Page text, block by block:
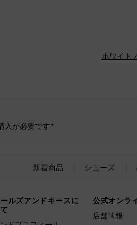
ホワイト
入が必要です*
新着商品 シューズ
ルズアンドキースに
公式オンラ
店舗情報